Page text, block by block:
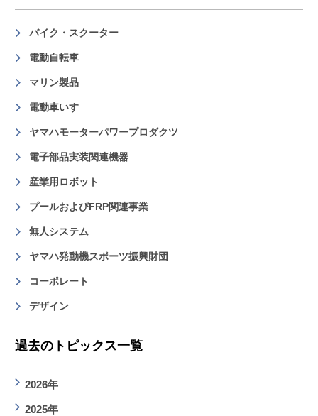
バイク・スクーター
電動自転車
マリン製品
電動車いす
ヤマハモーターパワープロダクツ
電子部品実装関連機器
産業用ロボット
プールおよびFRP関連事業
無人システム
ヤマハ発動機スポーツ振興財団
コーポレート
デザイン
過去のトピックス一覧
2026年
2025年